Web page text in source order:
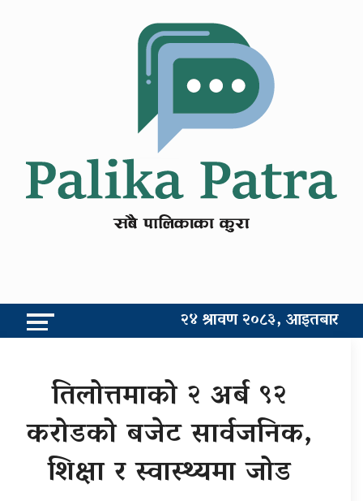
२४ श्रावण २०८३, आइतबार
तिलोत्तमाको २ अर्ब ९२
करोडको बजेट सार्वजनिक,
शिक्षा र स्वास्थ्यमा जोड